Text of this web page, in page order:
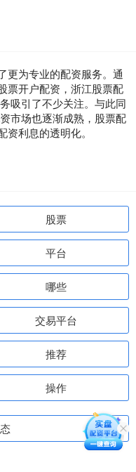
更为专业的配资服务。通
票开户配资，浙江股票配
吸引了不少关注。与此同
市场也逐渐成熟，股票配
利息的透明化。
股票
平台
哪些
交易平台
推荐
操作